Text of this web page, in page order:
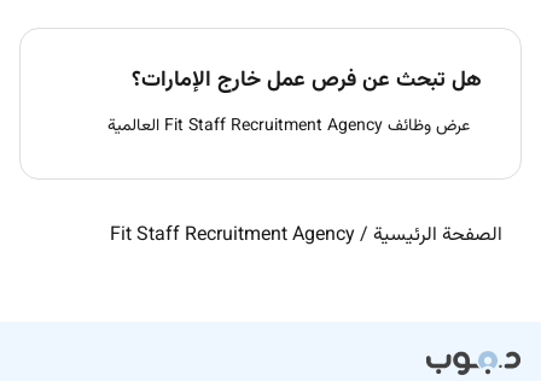
هل تبحث عن فرص عمل خارج الإمارات؟
عرض وظائف Fit Staff Recruitment Agency العالمية
الصفحة الرئيسية /
Fit Staff Recruitment Agency